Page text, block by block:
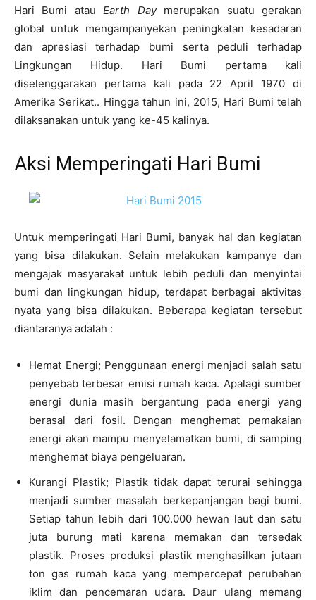
Hari Bumi atauEarth Daymerupakan suatu gerakan
global untuk mengampanyekan peningkatan kesadaran
dan apresiasi terhadap bumi serta peduli terhadap
Lingkungan Hidup. Hari Bumi pertama kali
diselenggarakan pertama kali pada 22 April 1970 di
Amerika Serikat.. Hingga tahun ini, 2015, Hari Bumi telah
dilaksanakan untuk yang ke-45 kalinya.
Aksi Memperingati Hari Bumi
Untuk memperingati Hari Bumi, banyak hal dan kegiatan
yang bisa dilakukan. Selain melakukan kampanye dan
mengajak masyarakat untuk lebih peduli dan menyintai
bumi dan lingkungan hidup, terdapat berbagai aktivitas
nyata yang bisa dilakukan. Beberapa kegiatan tersebut
diantaranya adalah :
Hemat Energi; Penggunaan energi menjadi salah satu
penyebab terbesar emisi rumah kaca. Apalagi sumber
energi dunia masih bergantung pada energi yang
berasal dari fosil. Dengan menghemat pemakaian
energi akan mampu menyelamatkan bumi, di samping
menghemat biaya pengeluaran.
Kurangi Plastik; Plastik tidak dapat terurai sehingga
menjadi sumber masalah berkepanjangan bagi bumi.
Setiap tahun lebih dari 100.000 hewan laut dan satu
juta burung mati karena memakan dan tersedak
plastik. Proses produksi plastik menghasilkan jutaan
ton gas rumah kaca yang mempercepat perubahan
iklim dan pencemaran udara. Daur ulang memang